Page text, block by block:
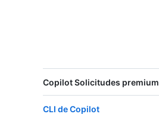
Copilot Solicitudes premium
CLI de Copilot